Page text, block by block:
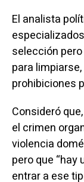
El analista
selección
para
prohibiciones
Consideró
el crimen
violencia
pero que
entrar a ese